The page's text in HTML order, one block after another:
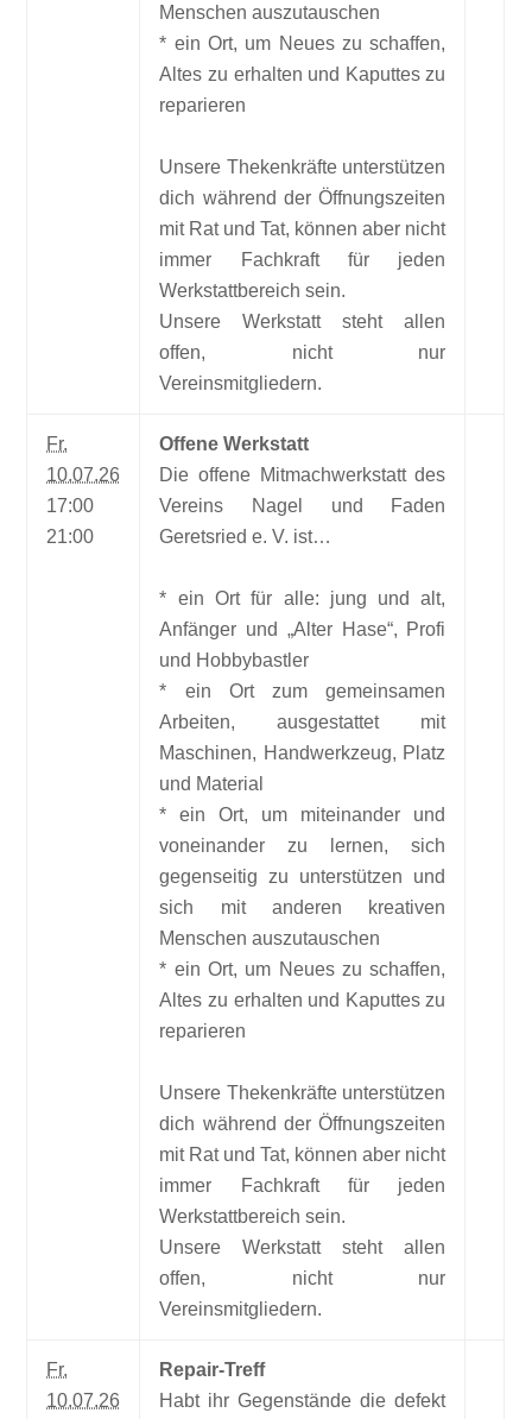
Menschen auszutauschen
* ein Ort, um Neues zu schaffen,
Altes zu erhalten und Kaputtes zu
reparieren
Unsere Thekenkräfte unterstützen
dich während der Öffnungszeiten
mit Rat und Tat, können aber nicht
immer Fachkraft für jeden
Werkstattbereich sein.
Unsere Werkstatt steht allen
offen, nicht nur
Vereinsmitgliedern.
Fr.
10.07.26
17:00
21:00
Offene Werkstatt
Die offene Mitmachwerkstatt des
Vereins Nagel und Faden
Geretsried e. V. ist…
* ein Ort für alle: jung und alt,
Anfänger und „Alter Hase“, Profi
und Hobbybastler
* ein Ort zum gemeinsamen
Arbeiten, ausgestattet mit
Maschinen, Handwerkzeug, Platz
und Material
* ein Ort, um miteinander und
voneinander zu lernen, sich
gegenseitig zu unterstützen und
sich mit anderen kreativen
Menschen auszutauschen
* ein Ort, um Neues zu schaffen,
Altes zu erhalten und Kaputtes zu
reparieren
Unsere Thekenkräfte unterstützen
dich während der Öffnungszeiten
mit Rat und Tat, können aber nicht
immer Fachkraft für jeden
Werkstattbereich sein.
Unsere Werkstatt steht allen
offen, nicht nur
Vereinsmitgliedern.
Fr.
10.07.26
Repair-Treff
Habt ihr Gegenstände die defekt